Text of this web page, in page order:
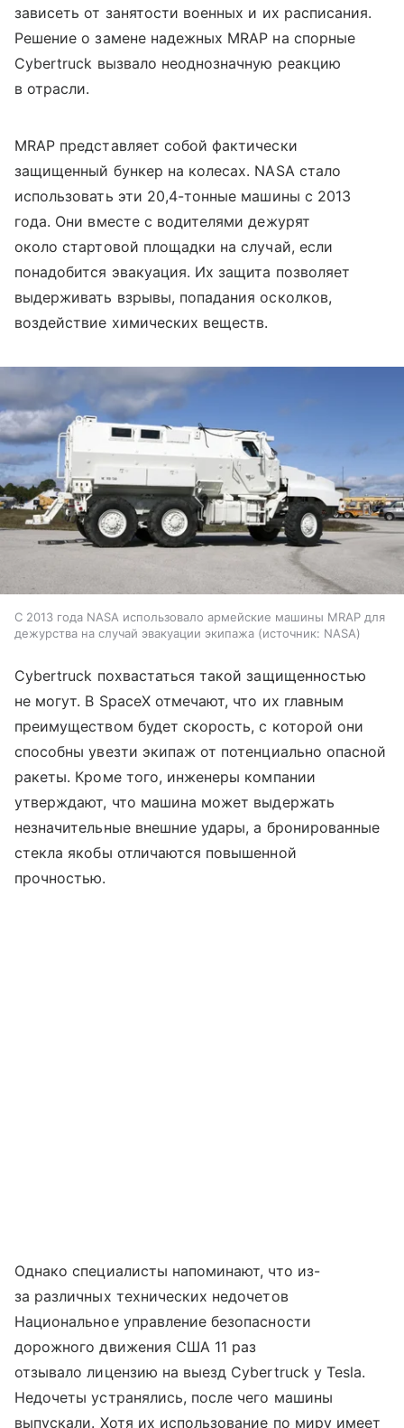
зависеть от занятости военных и их расписания.
Решение о замене надежных MRAP на спорные
Cybertruck вызвало неоднозначную реакцию
в отрасли.
MRAP представляет собой фактически
защищенный бункер на колесах. NASA стало
использовать эти 20,4-тонные машины с 2013
года. Они вместе с водителями дежурят
около стартовой площадки на случай, если
понадобится эвакуация. Их защита позволяет
выдерживать взрывы, попадания осколков,
воздействие химических веществ.
С 2013 года NASA использовало армейские машины MRAP для
дежурства на случай эвакуации экипажа
источник: NASA
Cybertruck похвастаться такой защищенностью
не могут. В SpaceX отмечают, что их главным
преимуществом будет скорость, с которой они
способны увезти экипаж от потенциально опасной
ракеты. Кроме того, инженеры компании
утверждают, что машина может выдержать
незначительные внешние удары, а бронированные
стекла якобы отличаются повышенной
прочностью.
Однако специалисты напоминают, что из-
за различных технических недочетов
Национальное управление безопасности
дорожного движения США 11 раз
отзывало лицензию на выезд Cybertruck у Tesla.
Недочеты устранялись, после чего машины
выпускали. Хотя их использование по миру имеет